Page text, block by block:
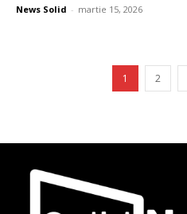
News Solid - martie 15, 2026
1 2